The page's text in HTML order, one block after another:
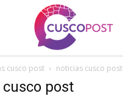
cusco post noticias cusco post
post